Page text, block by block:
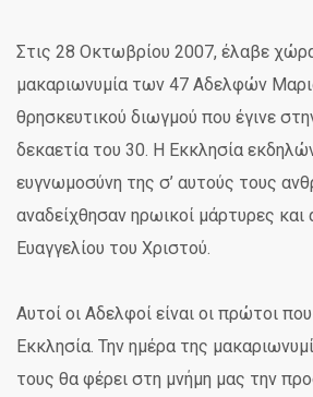
Στις 28 Οκτωβρίου 2007, έλαβε
μακαριωνυμία των 47 Αδελφών
θρησκευτικού διωγμού που έγινε
δεκαετία του 30. Η Εκκλησία
ευγνωμοσύνη της σ’ αυτούς τους
αναδείχθησαν ηρωικοί μάρτυρες και
Ευαγγελίου του Χριστού.
Αυτοί οι Αδελφοί είναι οι πρώτοι
Εκκλησία. Την ημέρα της
τους θα φέρει στη μνήμη μας την